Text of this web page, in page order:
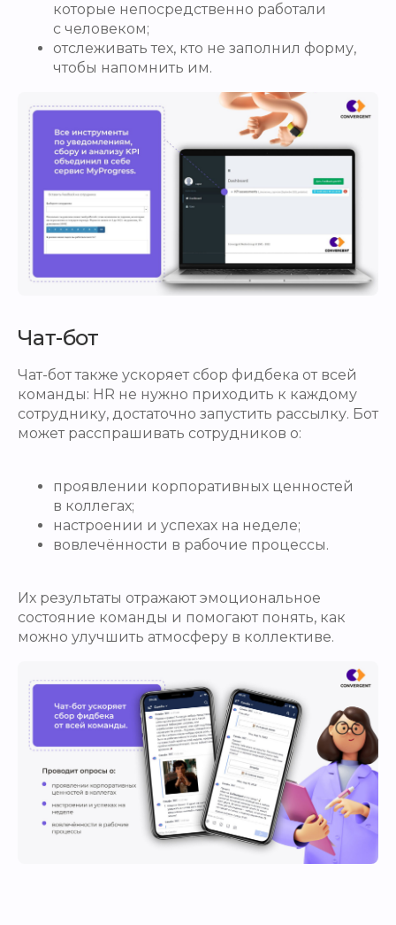
которые непосредственно работали
с человеком;
отслеживать тех, кто не заполнил форму,
чтобы напомнить им.
Чат-бот
Чат-бот также ускоряет сбор фидбека от всей
команды: HR не нужно приходить к каждому
сотруднику, достаточно запустить рассылку. Бот
может расспрашивать сотрудников о:
проявлении корпоративных ценностей
в коллегах;
настроении и успехах на неделе;
вовлечённости в рабочие процессы.
Их результаты отражают эмоциональное
состояние команды и помогают понять, как
можно улучшить атмосферу в коллективе.